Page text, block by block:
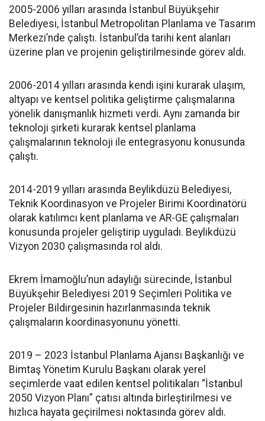
2005-2006 yılları arasında İstanbul Büyükşehir
Belediyesi, İstanbul Metropolitan Planlama ve Tasarım
Merkezi’nde çalıştı. İstanbul’da tarihi kent alanları
üzerine plan ve projenin geliştirilmesinde görev aldı.
2006-2014 yılları arasında kendi işini kurarak ulaşım,
altyapı ve kentsel politika geliştirme çalışmalarına
yönelik danışmanlık hizmeti verdi. Aynı zamanda bir
teknoloji şirketi kurarak kentsel planlama
çalışmalarının teknoloji ile entegrasyonu konusunda
çalıştı.
2014-2019 yılları arasında Beylikdüzü Belediyesi,
Teknik Koordinasyon ve Projeler Birimi Koordinatörü
olarak katılımcı kent planlama ve AR-GE çalışmaları
konusunda projeler geliştirip uyguladı. Beylikdüzü
Vizyon 2030 çalışmasında rol aldı.
Ekrem İmamoğlu’nun adaylığı sürecinde, İstanbul
Büyükşehir Belediyesi 2019 Seçimleri Politika ve
Projeler Bildirgesinin hazırlanmasında teknik
çalışmaların koordinasyonunu yönetti.
2019 – 2023 İstanbul Planlama Ajansı Başkanlığı ve
Bimtaş Yönetim Kurulu Başkanı olarak yerel
seçimlerde vaat edilen kentsel politikaları “İstanbul
2050 Vizyon Planı” çatısı altında birleştirilmesi ve
hızlıca hayata geçirilmesi noktasında görev aldı.